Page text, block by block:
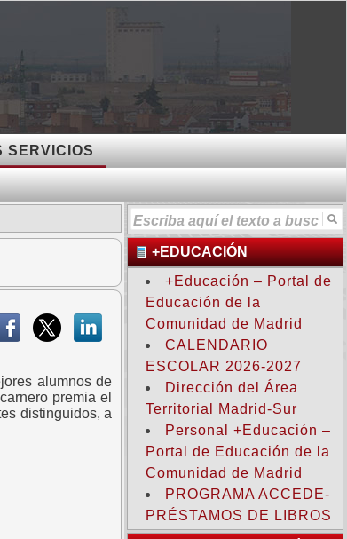
SERVICIOS
alumnos de
premia el
distinguidos, a
+EDUCACIÓN
+Educación – Portal de
Educación de la
Comunidad de Madrid
CALENDARIO
ESCOLAR 2026-2027
Dirección del Área
Territorial Madrid-Sur
Personal +Educación –
Portal de Educación de la
Comunidad de Madrid
PROGRAMA ACCEDE-
PRÉSTAMOS DE LIBROS